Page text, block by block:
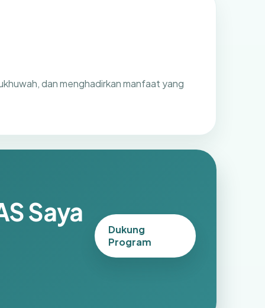
dan menghadirkan manfaat yang
Saya
Dukung
Program